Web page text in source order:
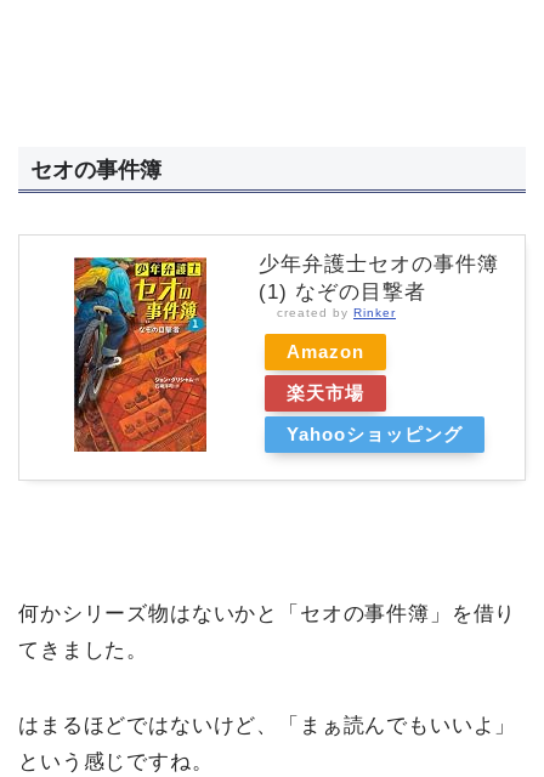
セオの事件簿
少年弁護士セオの事件簿
(1) なぞの目撃者
created by Rinker
Amazon
楽天市場
Yahooショッピング
何かシリーズ物はないかと「セオの事件簿」を借り
てきました。
はまるほどではないけど、「まぁ読んでもいいよ」
という感じですね。